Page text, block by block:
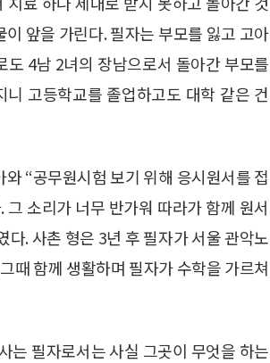
앞을 가린다. 필자는 부모를 잃고 고아
4남 2녀의 장남으로서 돌아간 부모를
고등학교를 졸업하고도 대학 같은 건
“공무원시험 보기 위해 응시원서를 접
소리가 너무 반가워 따라가 함께 원서
. 사촌 형은 3년 후 필자가 서울 관악노
때 함께 생활하며 필자가 수학을 가르쳐
는 필자로서는 사실 그곳이 무엇을 하는